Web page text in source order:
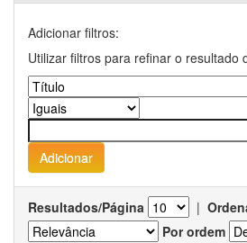
Adicionar filtros:
Utilizar filtros para refinar o resultado
Resultados/Página |
Por ordem